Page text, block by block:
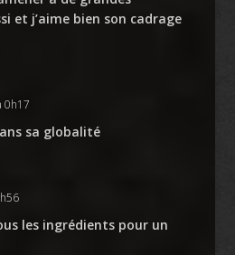
et j’aime bien son cadrage
0h17
sa globalité
les ingrédients pour un